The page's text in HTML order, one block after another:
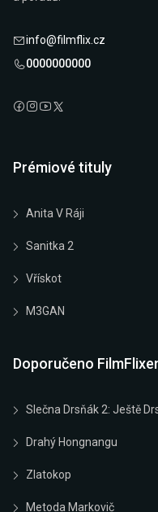
info@filmflix.cz
0000000000
Prémiové tituly
Anita V Ráji
Sanitka 2
Vřískot
M3GAN
Doporučeno
Slečna Drsňák 2: Ještě
Drahý Hongnangu
Zlatokop
Metoda Markovič